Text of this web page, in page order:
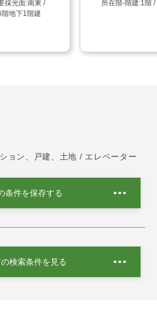
南東
階地下1階建
1階
ョン、戸建、土地 / エレベーター
条件を保存する
検索条件を見る